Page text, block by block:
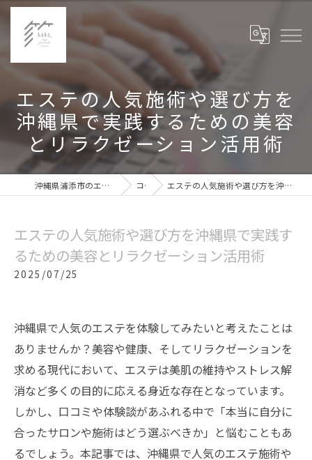
エステの人気施術や選び方を
沖縄県で実践するための美容
とリラクゼーション活用術
沖縄県浦添市のエステなら箔haku,private my room コラム エステの人気施術や選び方を沖縄県で実践するための美容とリラクゼーション活用術
エステの人気施術や選び方を沖縄県で実践す
るための美容とリラクゼーション活用術
2025/07/25
沖縄県で人気のエステを体験してみたいと考えたことは
ありませんか？美容や健康、そしてリラクゼーションを
求める現代において、エステは美肌の維持やストレス解
消など多くの目的に応える身近な存在となっています。
しかし、口コミや体験談があふれる中で「本当に自分に
合ったサロンや施術はどう選ぶべきか」と悩むこともあ
るでしょう。本記事では、沖縄県で人気のエステ施術や